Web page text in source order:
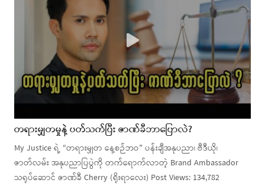
တရားမျှတမှုနဲ့ ပတ်သက်ပြီး ဇာဏ်ခီဘာပြောလဲ?
My Justice ရဲ့ “တရားမျှတ နေ့စဉ်ဘဝ” ပန်းချီအနုပညာ၊ ဗီဒီယို၊
ဇာတ်လမ်း အနုပညာပြပွဲကို တက်ရောက်လာတဲ့ Brand Ambassador
သရုပ်ဆောင် ဇာဏ်ခီ Cherry (ရိုးရာလေး) Post Views: 134,782